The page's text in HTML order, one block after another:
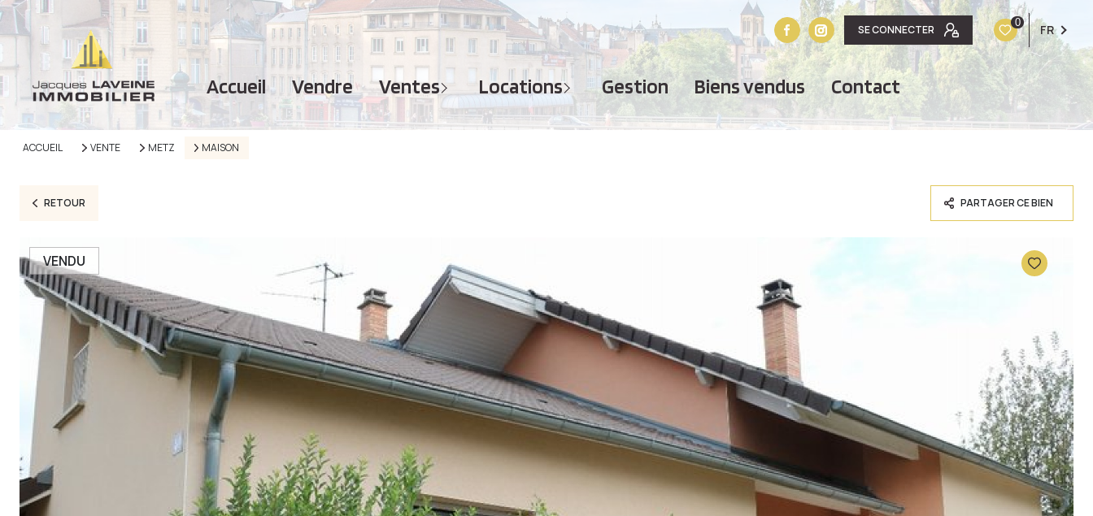
SE CONNECTER
0 FR
accueil vendre ventes
MAISONS
APPARTEMENTS
TERRAINS
IMMEUBLES
GARAGES - PARKINGS
locations
APPARTEMENTS
TERRAINS
IMMEUBLES
GARAGES - PARKINGS
gestion biens vendus contact
ACCUEIL VENTE METZ MAISON
RETOUR PARTAGER CE BIEN
VENDU